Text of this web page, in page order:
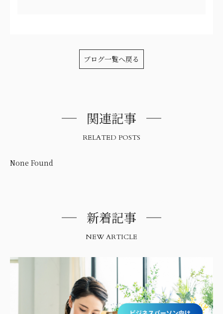
ブログ一覧へ戻る
関連記事
RELATED POSTS
None Found
新着記事
NEW ARTICLE